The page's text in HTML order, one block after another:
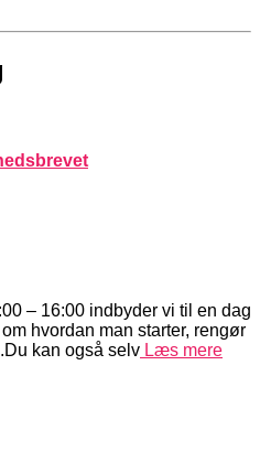
– 16:00 indbyder vi til en dag
hvordan man starter, rengør
kan også selv Læs mere